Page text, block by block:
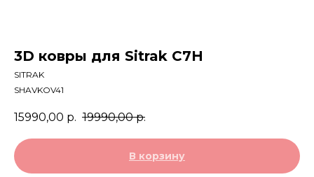
3D ковры для Sitrak C7H
SITRAK
SHAVKOV41
15990,00 р. 19990,00 р.
В корзину